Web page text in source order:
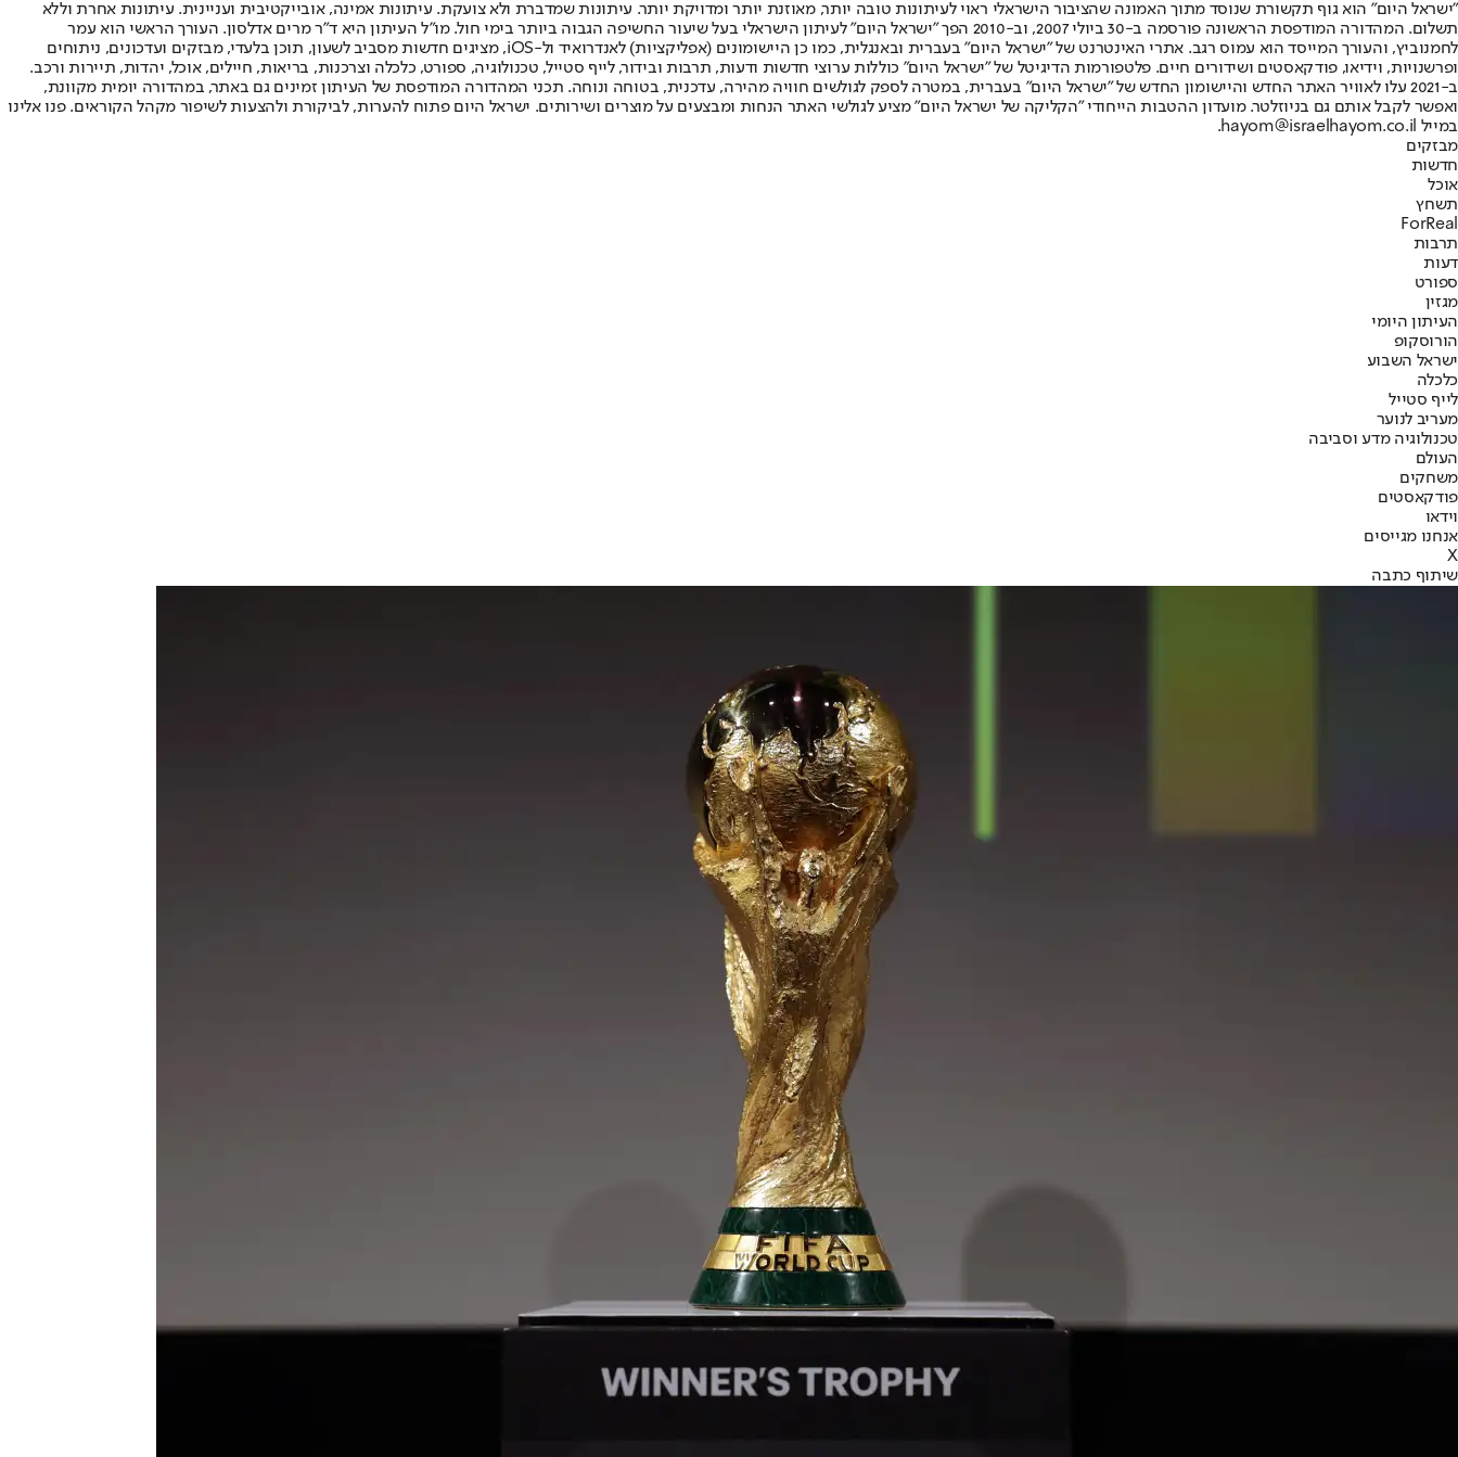
"ישראל היום" הוא גוף תקשורת שנוסד מתוך האמונה שהציבור הישראלי ראוי לעיתונות טובה יותר, מאוזנת יותר ומדויקת יותר. עיתונות שמדברת ולא צועקת. עיתונות אמינה, אובייקטיבית ועניינית. עיתונות אחרת וללא
תשלום. המהדורה המודפסת הראשונה פורסמה ב-30 ביולי 2007, וב-2010 הפך "ישראל היום" לעיתון הישראלי בעל שיעור החשיפה הגבוה ביותר בימי חול. מו"ל העיתון היא ד"ר מרים אדלסון. העורך הראשי הוא עמר
לחמנוביץ, והעורך המייסד הוא עמוס רגב. אתרי האינטרנט של "ישראל היום" בעברית ובאנגלית, כמו כן היישומונים (אפליקציות) לאנדרואיד ול-iOS, מציגים חדשות מסביב לשעון, תוכן בלעדי, מבזקים ועדכונים, ניתוחים
ופרשנויות, וידיאו, פודקאסטים ושידורים חיים. פלטפורמות הדיגיטל של "ישראל היום" כוללות ערוצי חדשות ודעות, תרבות ובידור, לייף סטייל, טכנולוגיה, ספורט, כלכלה וצרכנות, בריאות, חיילים, אוכל, יהדות, תיירות ורכב.
ב-2021 עלו לאוויר האתר החדש והיישומון החדש של "ישראל היום" בעברית, במטרה לספק לגולשים חוויה מהירה, עדכנית, בטוחה ונוחה. תכני המהדורה המודפסת של העיתון זמינים גם באתר, במהדורה יומית מקוונת,
ואפשר לקבל אותם גם בניוזלטר. מועדון ההטבות הייחודי "הקליקה של ישראל היום" מציע לגולשי האתר הנחות ומבצעים על מוצרים ושירותים. ישראל היום פתוח להערות, לביקורת ולהצעות לשיפור מקהל הקוראים. פנו אלינו
במייל hayom@israelhayom.co.il.
מבזקים
חדשות
אוכל
תשחץ
ForReal
תרבות
דעות
ספורט
מגזין
העיתון היומי
הורוסקופ
ישראל השבוע
כלכלה
לייף סטייל
מעריב לנוער
טכנולוגיה מדע וסביבה
העולם
משחקים
פודקאסטים
וידאו
אנחנו מגייסים
X
שיתוף כתבה